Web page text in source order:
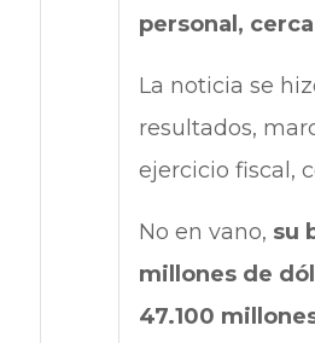
personal,
La noticia se
resultados,
ejercicio fiscal,
No en vano, su
millones de
47.100